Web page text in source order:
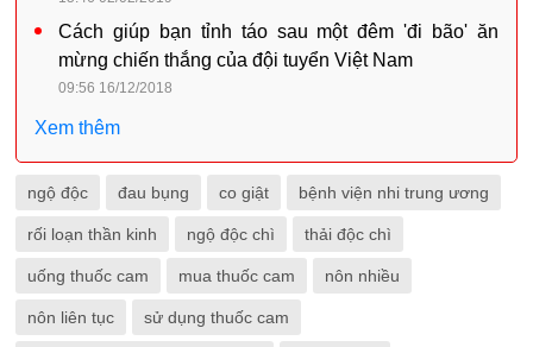
Cách giúp bạn tỉnh táo sau một đêm 'đi bão' ăn
mừng chiến thắng của đội tuyển Việt Nam
09:56 16/12/2018
Xem thêm
ngộ độc đau bụng co giật bệnh viện nhi trung ương
rối loạn thần kinh ngộ độc chì thải độc chì
uống thuốc cam mua thuốc cam nôn nhiều
nôn liên tục sử dụng thuốc cam